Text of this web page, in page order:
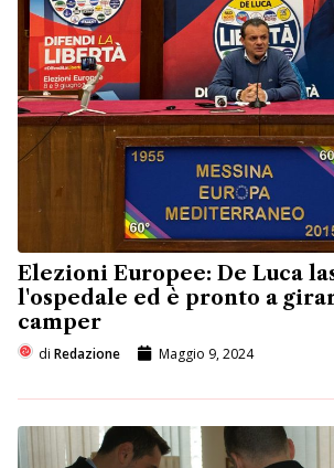
Elezioni Europee: De Luca
l'ospedale ed è pronto a
camper
di Redazione Maggio 9, 2024